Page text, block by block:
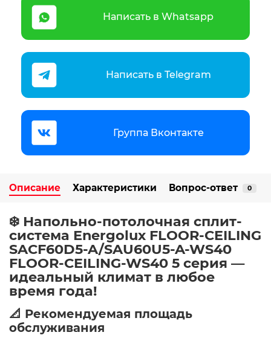
Написать в Whatsapp
Написать в Telegram
Группа Вконтакте
Описание Характеристики Вопрос-ответ 0
❄️ Напольно-потолочная сплит-
система Energolux FLOOR-CEILING
SACF60D5-A/SAU60U5-A-WS40
FLOOR-CEILING-WS40 5 серия —
идеальный климат в любое
время года!
📐 Рекомендуемая площадь
обслуживания